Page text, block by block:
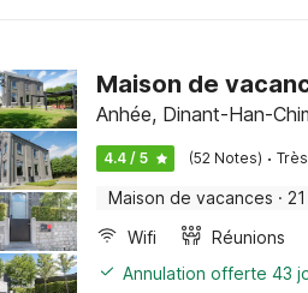
Maison de
Anhée, Dinant-Han-
4.4 / 5 (52 Notes) ·
Maison de vacances ·
Wifi
Réunions
Annulation offerte 43